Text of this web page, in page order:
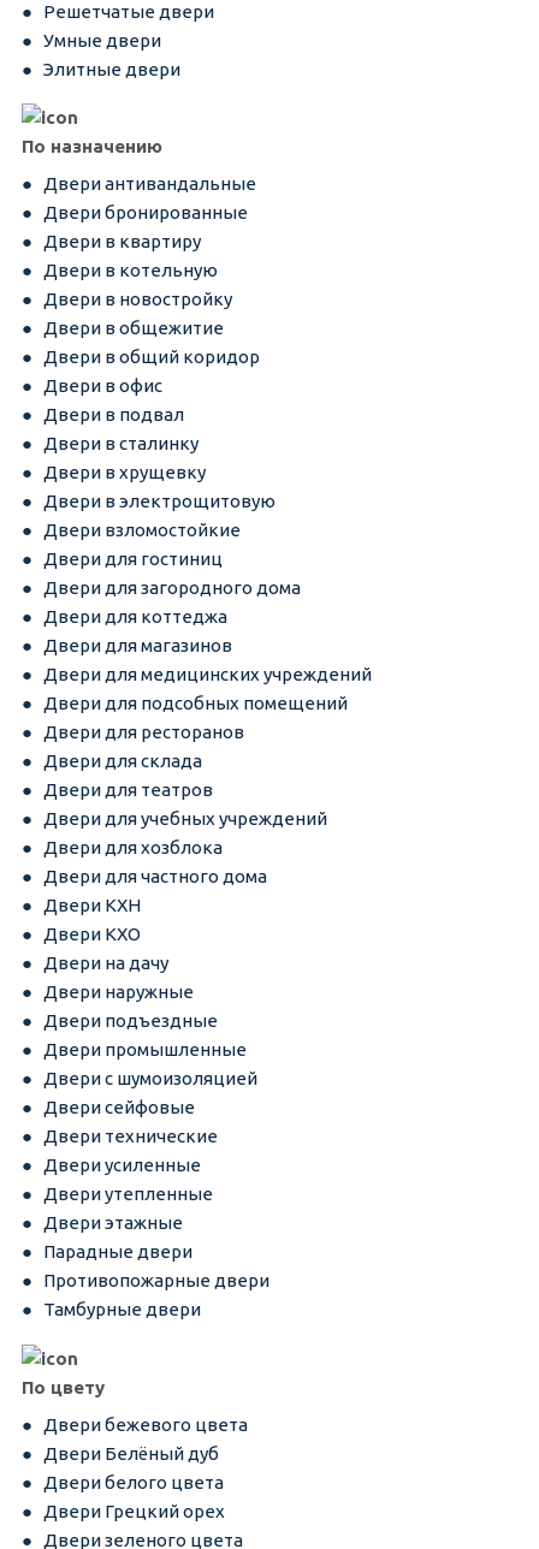
Решетчатые двери
Умные двери
Элитные двери
По назначению
Двери антивандальные
Двери бронированные
Двери в квартиру
Двери в котельную
Двери в новостройку
Двери в общежитие
Двери в общий коридор
Двери в офис
Двери в подвал
Двери в сталинку
Двери в хрущевку
Двери в электрощитовую
Двери взломостойкие
Двери для гостиниц
Двери для загородного дома
Двери для коттеджа
Двери для магазинов
Двери для медицинских учреждений
Двери для подсобных помещений
Двери для ресторанов
Двери для склада
Двери для театров
Двери для учебных учреждений
Двери для хозблока
Двери для частного дома
Двери КХН
Двери КХО
Двери на дачу
Двери наружные
Двери подъездные
Двери промышленные
Двери с шумоизоляцией
Двери сейфовые
Двери технические
Двери усиленные
Двери утепленные
Двери этажные
Парадные двери
Противопожарные двери
Тамбурные двери
По цвету
Двери бежевого цвета
Двери Белёный дуб
Двери белого цвета
Двери Грецкий орех
Двери зеленого цвета